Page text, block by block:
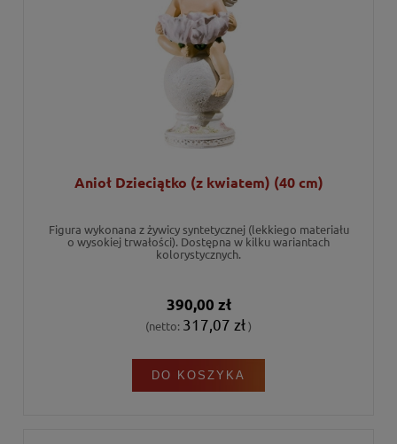
Anioł Dzieciątko (z kwiatem) (40 cm)
Figura wykonana z żywicy syntetycznej (lekkiego materiału
o wysokiej trwałości). Dostępna w kilku wariantach
kolorystycznych.
390,00 zł
(netto: 317,07 zł)
DO KOSZYKA